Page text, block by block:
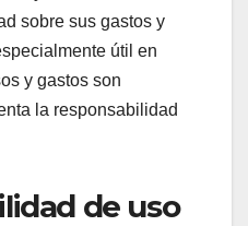
sobre sus gastos y
útil en
y gastos son
la responsabilidad
de uso